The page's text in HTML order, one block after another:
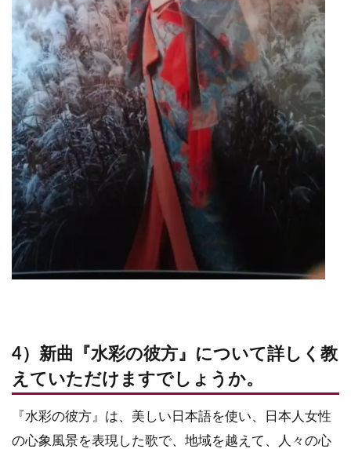
4）新曲『水彩の彼方』について詳しく教
えていただけますでしょうか。
『水彩の彼方』は、美しい日本語を使い、日本人女性
の心象風景を表現した歌で、地域を越えて、人々の心